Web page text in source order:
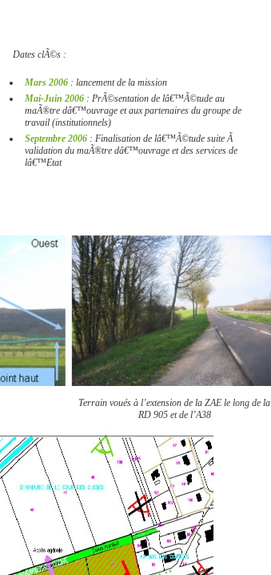
Dates clÃ©s :
Mars 2006 : lancement de la mission
Mai-Juin 2006 : PrÃ©sentation de lâ€™Ã©tude au
maÃ®tre dâ€™ouvrage et aux partenaires du groupe de
travail (institutionnels)
Septembre 2006 : Finalisation de lâ€™Ã©tude suite Ã
validation du maÃ®tre dâ€™ouvrage et des services de
lâ€™Etat
Terrain voués à l’extension de la ZAE le long de la
RD 905 et de l’A38